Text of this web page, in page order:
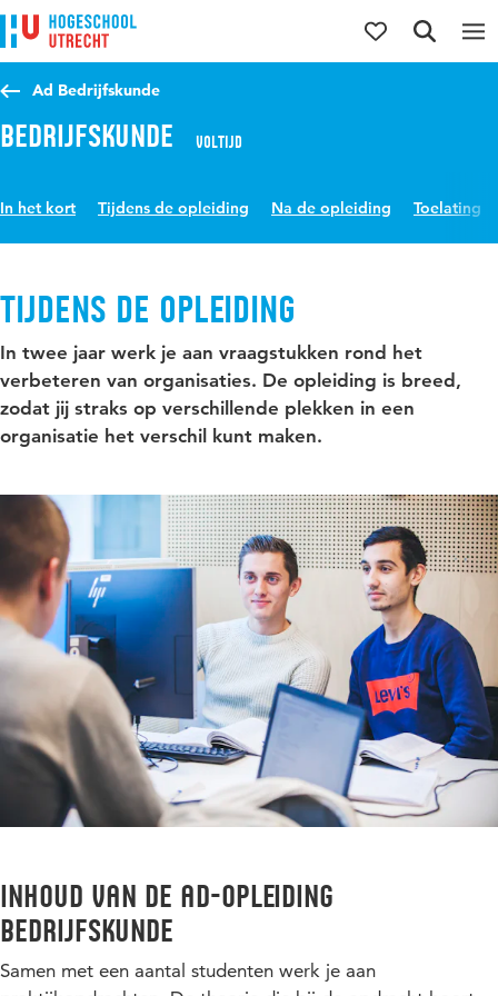
Direct naar de inhoud
Direct naar de hoofdnavigatie
Direct naar de zoekfunctie
Ad Bedrijfskunde
Bedrijfskunde Voltijd
In het kort Tijdens de opleiding Na de opleiding Toelating
Tijdens de opleiding
In twee jaar werk je aan vraagstukken rond het
verbeteren van organisaties. De opleiding is breed,
zodat jij straks op verschillende plekken in een
organisatie het verschil kunt maken.
inhoud van de ad-opleiding
bedrijfskunde
Samen met een aantal studenten werk je aan